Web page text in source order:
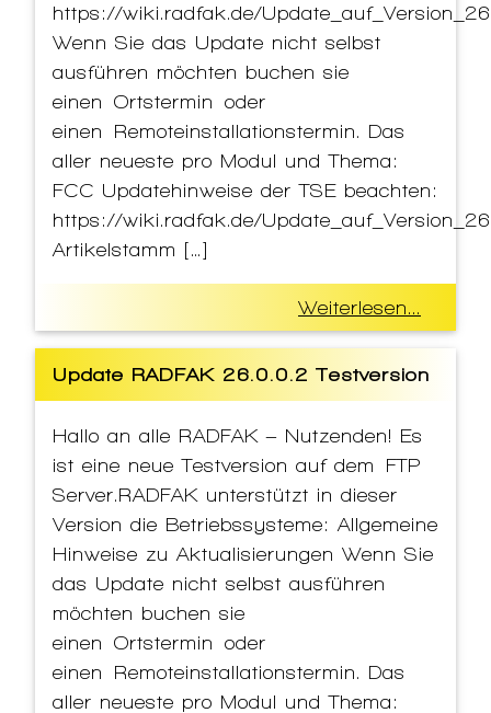
https://wiki.radfak.de/
Wenn Sie das Update nicht selbst
ausführen möchten buchen sie
einen Ortstermin oder
einen Remoteinstallationstermin. Das
aller neueste pro Modul und Thema:
FCC Updatehinweise der TSE beachten:
https://wiki.radfak.de/
Artikelstamm […]
Weiterlesen...
Update RADFAK 26.0.0.2 Testversion
Hallo an alle RADFAK – Nutzenden! Es
ist eine neue Testversion auf dem FTP
Server.RADFAK unterstützt in dieser
Version die Betriebssysteme: Allgemeine
Hinweise zu Aktualisierungen Wenn Sie
das Update nicht selbst ausführen
möchten buchen sie
einen Ortstermin oder
einen Remoteinstallationstermin. Das
aller neueste pro Modul und Thema: